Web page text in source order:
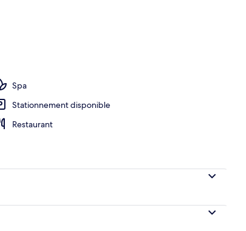
Spa
Stationnement disponible
Restaurant